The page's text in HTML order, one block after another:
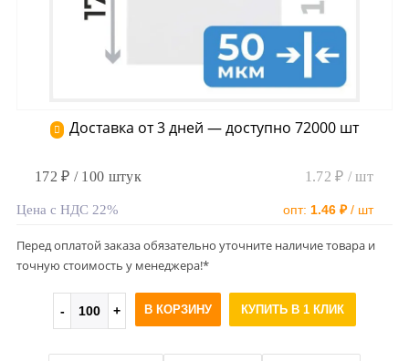
Доставка от 3 дней — доступно 72000 шт
172 ₽ / 100 штук 1.72 ₽ / шт
Цена с НДС 22% опт: 1.46 ₽/ шт
Перед оплатой заказа обязательно уточните наличие товара и
точную стоимость у менеджера!*
В КОРЗИНУ КУПИТЬ В 1 КЛИК